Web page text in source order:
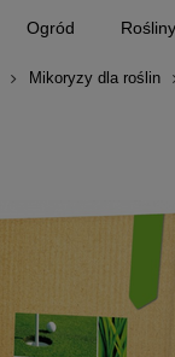
Ogród Rośliny
Mikoryzy dla roślin